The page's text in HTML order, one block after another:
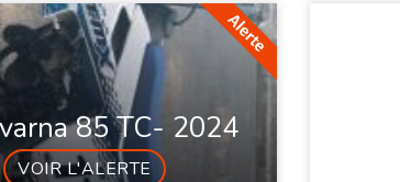
85 TC- 2024
VOIR L'ALERTE